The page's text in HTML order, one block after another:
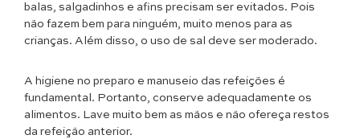
balas, salgadinhos e afins precisam ser evitados. Pois
não fazem bem para ninguém, muito menos para as
crianças. Além disso, o uso de sal deve ser moderado.
A higiene no preparo e manuseio das refeições é
fundamental. Portanto, conserve adequadamente os
alimentos. Lave muito bem as mãos e não ofereça restos
da refeição anterior.